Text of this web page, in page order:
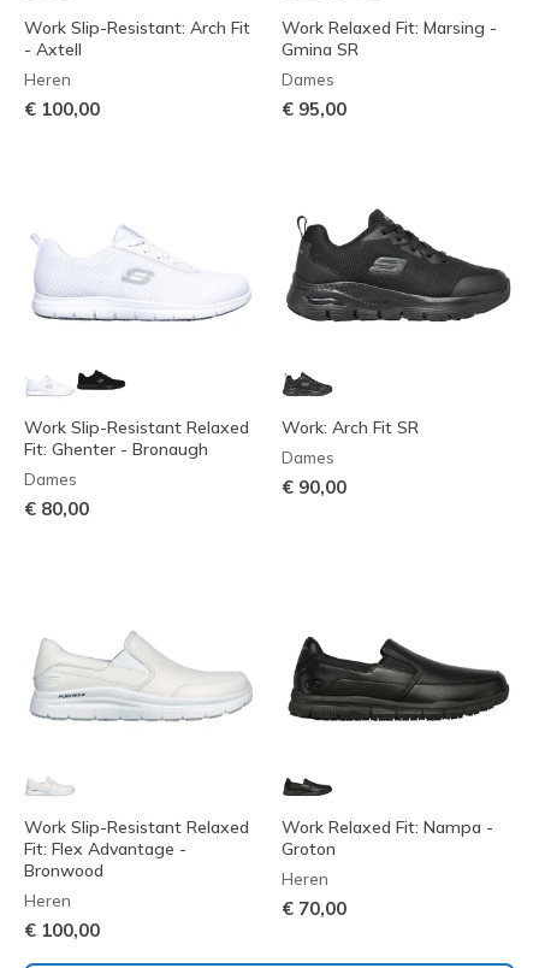
Work Slip-Resistant: Arch Fit
- Axtell
Heren
€ 100,00
Work Relaxed Fit: Marsing -
Gmina SR
Dames
€ 95,00
Work Slip-Resistant Relaxed
Fit: Ghenter - Bronaugh
Dames
€ 80,00
Work: Arch Fit SR
Dames
€ 90,00
Work Slip-Resistant Relaxed
Fit: Flex Advantage -
Bronwood
Heren
€ 100,00
Work Relaxed Fit: Nampa -
Groton
Heren
€ 70,00